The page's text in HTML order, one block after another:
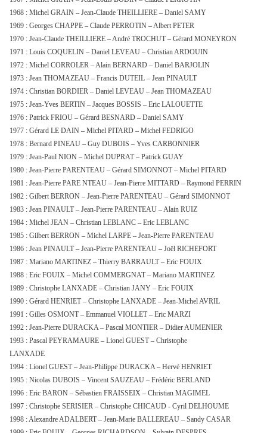
1968 : Michel GRAIN – Jean-Claude THEILLIERE – Daniel SAMY
1969 : Georges CHAPPE – Claude PERROTIN – Albert PETER
1970 : Jean-Claude THEILLIERE – André TROCHUT – Gérard MONEYRON
1971 : Louis COQUELIN – Daniel LEVEAU – Christian ARDOUIN
1972 : Michel CORROLER – Alain BERNARD – Daniel BARJOLIN
1973 : Jean THOMAZEAU – Francis DUTEIL – Jean PINAULT
1974 : Christian BORDIER – Daniel LEVEAU – Jean THOMAZEAU
1975 : Jean-Yves BERTIN – Jacques BOSSIS – Eric LALOUETTE
1976 : Patrick FRIOU – Gérard BESNARD – Daniel SAMY
1977 : Gérard LE DAIN – Michel PITARD – Michel FEDRIGO
1978 : Bernard PINEAU – Guy DUBOIS – Yves CARBONNIER
1979 : Jean-Paul NION – Michel DUPRAT – Patrick GUAY
1980 : Jean-Pierre PARENTEAU – Gérard SIMONNOT – Michel PITARD
1981 : Jean-Pierre PARE NTEAU – Jean-Pierre MITTARD – Raymond PERRIN
1982 : Gilbert BERRON – Jean-Pierre PARENTEAU – Gérard SIMONNOT
1983 : Jean PINAULT – Jean-Pierre PARENTEAU – Alain RUIZ
1984 : Michel JEAN – Christian LEBLANC – Eric LEBLANC
1985 : Gilbert BERRON – Michel LARPE – Jean-Pierre PARENTEAU
1986 : Jean PINAULT – Jean-Pierre PARENTEAU – Joël RICHEFORT
1987 : Mariano MARTINEZ – Thierry BARRAULT – Eric FOUIX
1988 : Eric FOUIX – Michel COMMERGNAT – Mariano MARTINEZ
1989 : Christophe LANXADE – Christian JANY – Eric FOUIX
1990 : Gérard HENRIET – Christophe LANXADE – Jean-Michel AVRIL
1991 : Gilles OSMONT – Emmanuel VIOLLET – Eric MARZI
1992 : Jean-Pierre DURACKA – Pascal MONTIER – Didier AUMENIER
1993 : Pascal PEYRAMAURE – Lionel GUEST – Christophe
LANXADE
1994 : Lionel GUEST – Jean-Philippe DURACKA – Hervé HENRIET
1995 : Nicolas DUBOIS – Vincent SAUZEAU – Frédéric BERLAND
1996 : Eric BARON – Sébastien FRAISSEIX – Christian MAGIMEL
1997 : Christophe SERISIER – Christophe CHICAUD - Cyril DELHOUME
1998 : Alexandre ADALBERT – Jean-Marie BALLEREAU – Sandy CASAR